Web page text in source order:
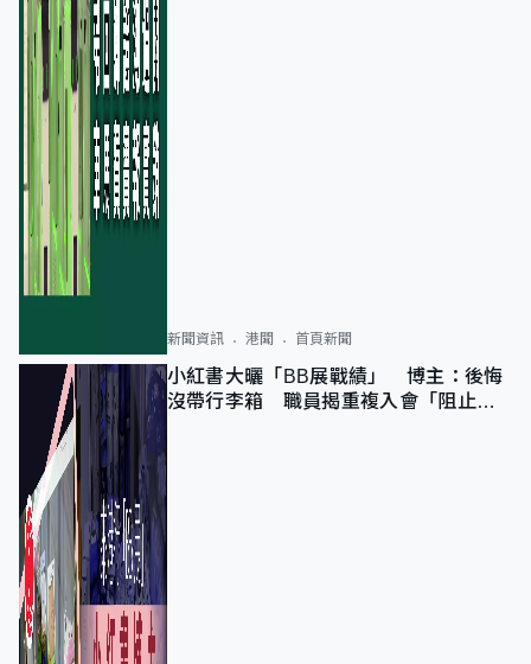
新聞資訊 港聞 首頁新聞
小紅書大曬「BB展戰績」 博主：後悔
沒帶行李箱 職員揭重複入會「阻止唔